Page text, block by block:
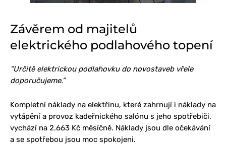
Závěrem od majitelů
elektrického podlahového topení
“Určitě elektrickou podlahovku do novostaveb vřele
doporučujeme.”
Kompletní náklady na elektřinu, které zahrnují i náklady na
vytápění a provoz kadeřnického salónu s jeho spotřebiči,
vychází na 2.663 Kč měsíčně. Náklady jsou dle očekávání
a se spotřebou jsou moc spokojeni.